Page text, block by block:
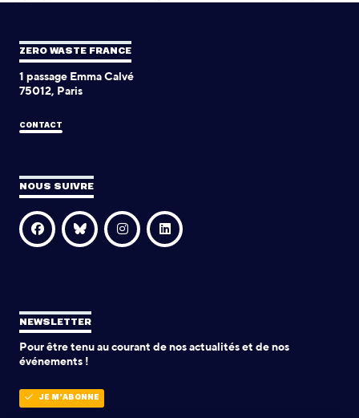
ZERO WASTE FRANCE
1 passage Emma Calvé
75012, Paris
CONTACT
NOUS SUIVRE
NEWSLETTER
Pour être tenu au courant de nos actualités et de nos
événements !
JE M'ABONNE